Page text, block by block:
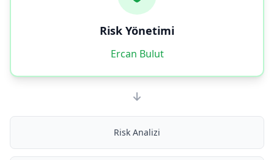
Risk Yönetimi
Ercan Bulut
Risk Analizi